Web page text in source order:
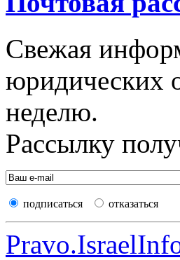
Свежая
юридических
неделю.
Рассылку
подписаться отказаться